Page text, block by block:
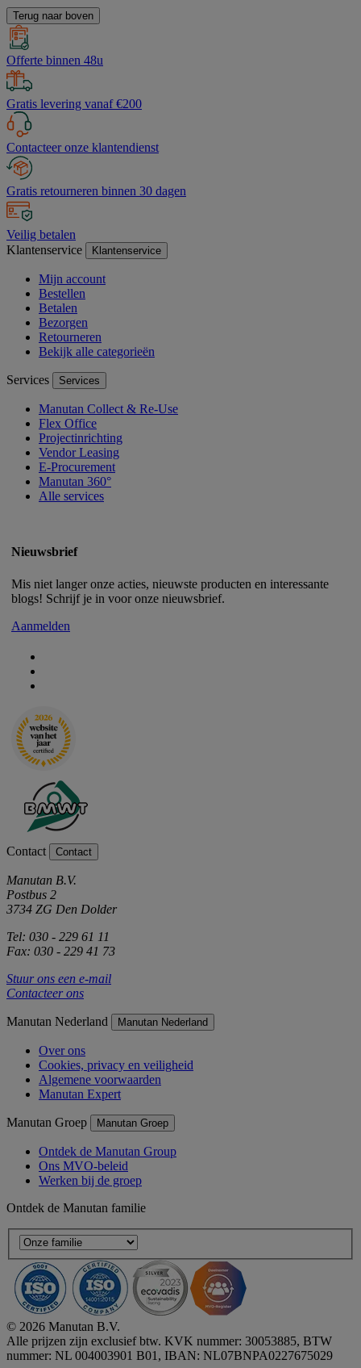
Terug naar boven
Offerte binnen 48u
Gratis levering vanaf €200
Contacteer onze klantendienst
Gratis retourneren binnen 30 dagen
Veilig betalen
Klantenservice
Klantenservice
Mijn account
Bestellen
Betalen
Bezorgen
Retourneren
Bekijk alle categorieën
Services Services
Manutan Collect & Re-Use
Flex Office
Projectinrichting
Vendor Leasing
E-Procurement
Manutan 360°
Alle services
Nieuwsbrief
Mis niet langer onze acties, nieuwste producten en interessante
blogs! Schrijf je in voor onze nieuwsbrief.
Aanmelden
Contact Contact
Manutan B.V.
Postbus 2
3734 ZG Den Dolder
Tel: 030 - 229 61 11
Fax: 030 - 229 41 73
Stuur ons een e-mail
Contacteer ons
Manutan Nederland Manutan Nederland
Over ons
Cookies, privacy en veiligheid
Algemene voorwaarden
Manutan Expert
Manutan Groep Manutan Groep
Ontdek de Manutan Group
Ons MVO-beleid
Werken bij de groep
Ontdek de Manutan familie
© 2026 Manutan B.V.
Alle prijzen zijn exclusief btw. KVK nummer: 30053885, BTW
nummer: NL 004003901 B01, IBAN: NL07BNPA0227675029